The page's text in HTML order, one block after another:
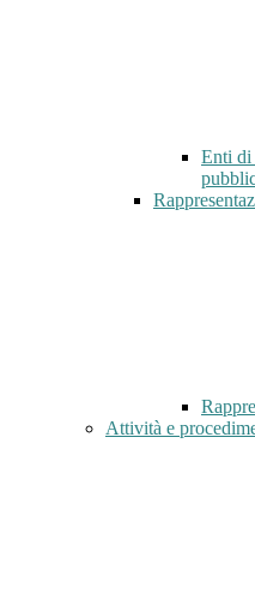
Enti di
Attività e